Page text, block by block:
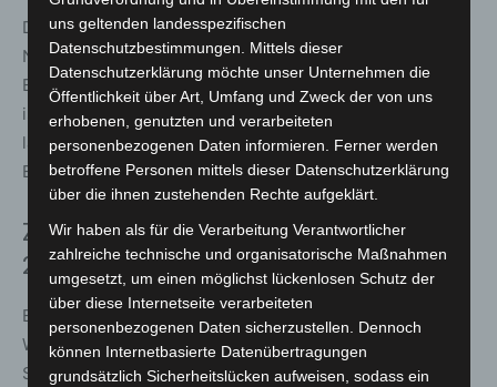
Die zu erwartenden Investitionskosten für die aktuelle
Netzerweiterung belaufen sich auf rund 2,5 Millionen
Euro. Der weitere Ausbau des Wärmenetzes im Quartier
ist in den kommenden Jahren vorgesehen und Teil einer
langfristigen Strategie zur klimafreundlichen
Energieversorgung in Langenhagen.
Ziel: vollständig regenerative Wärme bis
2035
Ein weiterer wichtiger Schritt steht bereits bevor: Die
Wärmenetze im Bereich Hindenburgstraße und
Stadtmitte mit der Energiezentrale Schildhof sollen im
uns geltenden landesspezifischen
Datenschutzbestimmungen. Mittels dieser
Datenschutzerklärung möchte unser Unternehmen die
Öffentlichkeit über Art, Umfang und Zweck der von uns
erhobenen, genutzten und verarbeiteten
personenbezogenen Daten informieren. Ferner werden
betroffene Personen mittels dieser Datenschutzerklärung
über die ihnen zustehenden Rechte aufgeklärt.
Wir haben als für die Verarbeitung Verantwortlicher
zahlreiche technische und organisatorische Maßnahmen
umgesetzt, um einen möglichst lückenlosen Schutz der
über diese Internetseite verarbeiteten
personenbezogenen Daten sicherzustellen. Dennoch
können Internetbasierte Datenübertragungen
grundsätzlich Sicherheitslücken aufweisen, sodass ein